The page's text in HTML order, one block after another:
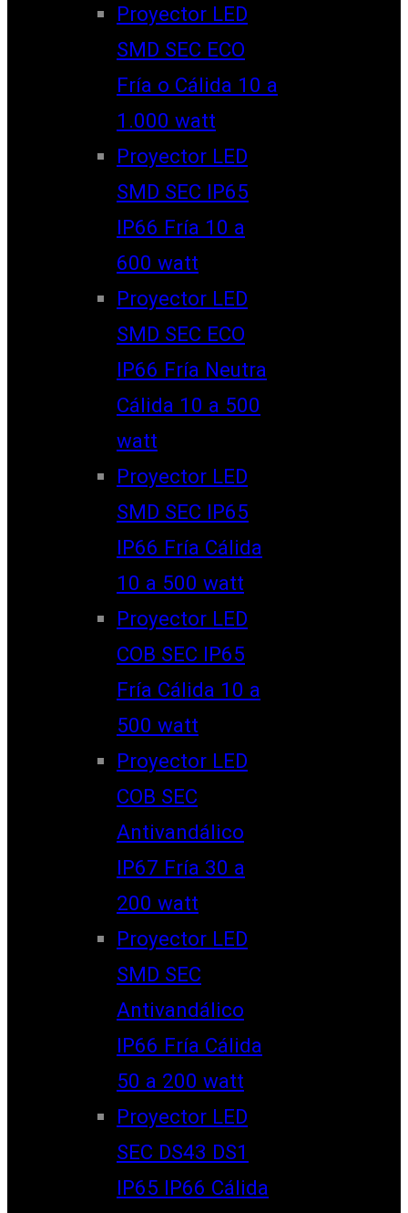
Proyector LED
SMD SEC ECO
Fría o Cálida 10 a
1.000 watt
Proyector LED
SMD SEC IP65
IP66 Fría 10 a
600 watt
Proyector LED
SMD SEC ECO
IP66 Fría Neutra
Cálida 10 a 500
watt
Proyector LED
SMD SEC IP65
IP66 Fría Cálida
10 a 500 watt
Proyector LED
COB SEC IP65
Fría Cálida 10 a
500 watt
Proyector LED
COB SEC
Antivandálico
IP67 Fría 30 a
200 watt
Proyector LED
SMD SEC
Antivandálico
IP66 Fría Cálida
50 a 200 watt
Proyector LED
SEC DS43 DS1
IP65 IP66 Cálida